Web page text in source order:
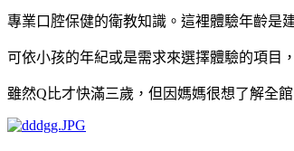
專業口腔保健的衛教知識。這裡體驗年齡是
可依小孩的年紀或是需求來選擇體驗的項目
雖然Q比才快滿三歲，但因媽媽很想了解全